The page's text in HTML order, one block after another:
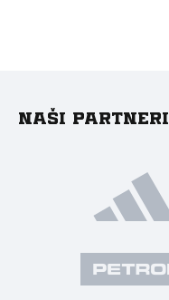
Naši partneri